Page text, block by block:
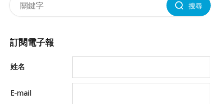
搜尋
訂閱電子報
姓名
E-mail